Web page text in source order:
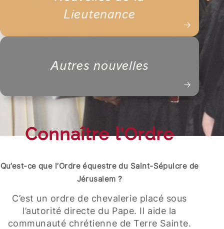
Lieutenance
Autres nouvelles
Connaître l'Ordre
Qu’est-ce que l’Ordre équestre du Saint-Sépulcre de
Jérusalem ?
C’est un ordre de chevalerie placé sous
l’autorité directe du Pape. Il aide la
communauté chrétienne de Terre Sainte.